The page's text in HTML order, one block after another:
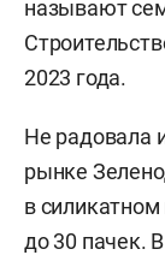
российская
подрядчик
«Водитель
такой
— За 11 лет
называют
2023 года.
Не радовала
рынке
в силикатном
до 30 пачек.